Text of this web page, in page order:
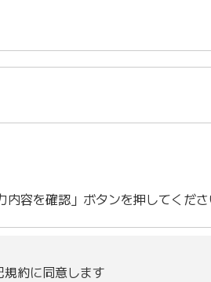
容を確認」ボタンを押してくだ
規約に同意します